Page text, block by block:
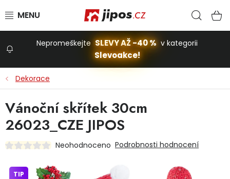
Stavba a dům
Dílna
Nepromeškejte SLEVY AŽ -40 % v kategorii
Slevoakce!
Dekorace
Vánoční skřítek 30cm
26023_CZE JIPOS
Neohodnoceno Podrobnosti hodnocení
TIP